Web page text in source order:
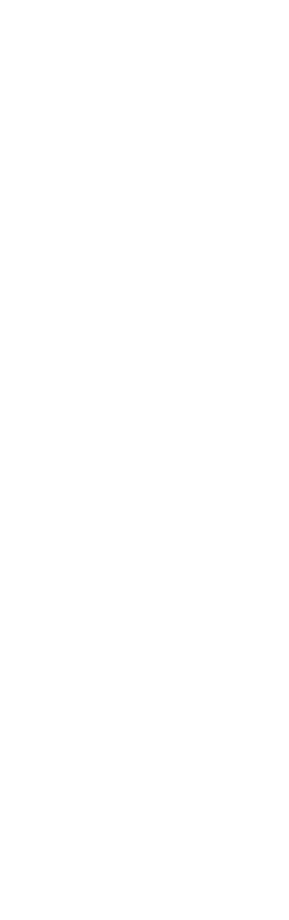
NE VOUS
toute la première
concessions jouent sur la
milieu de gamme peut
de Belgique ou des
les remises quasi
prisés, et les vendeurs
l'offre dans ce bassin
Blancais pensent
sans filet : annonces
peu réactifs, gestion
et parfois de mauvaises
véhicule. C'est
un
APPEL À UN
TOUT
n'est pas un intermédiaire
une annonce. C'est
les réseaux européens,